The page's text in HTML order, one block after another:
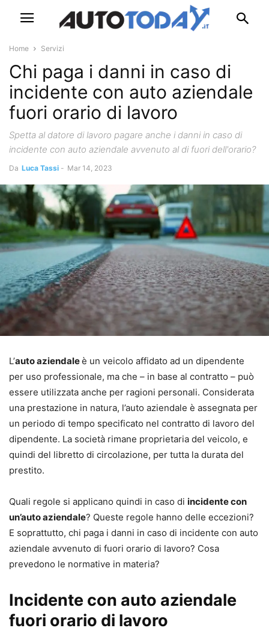
Home Servizi
Chi paga i danni in caso di
incidente con auto aziendale
fuori orario di lavoro
Spetta al datore di lavoro pagare anche i danni in caso di
incidente con auto aziendale avvenuto al di fuori dell'orario?
Da Luca Tassi - Mar 14, 2023
L’auto aziendaleè un veicolo affidato ad un dipendente
per uso professionale, ma che – in base al contratto – può
essere utilizzata anche per ragioni personali. Considerata
una prestazione in natura, l’auto aziendale è assegnata per
un periodo di tempo specificato nel contratto di lavoro del
dipendente. La società rimane proprietaria del veicolo, e
quindi del libretto di circolazione, per tutta la durata del
prestito.
Quali regole si applicano quindi in caso di incidente con
un’auto aziendale? Queste regole hanno delle eccezioni?
E soprattutto, chi paga i danni in caso di incidente con auto
aziendale avvenuto di fuori orario di lavoro? Cosa
prevedono le normative in materia?
Incidente con auto aziendale
fuori orario di lavoro